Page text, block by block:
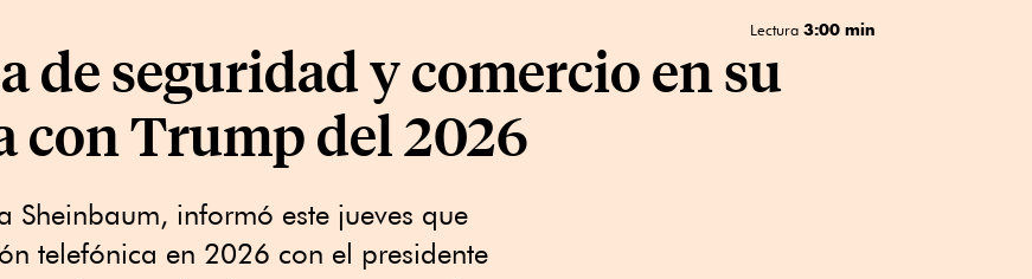
Lectura 3:00 min
de seguridad y comercio en su
con Trump del 2026
Sheinbaum, informó este jueves que
telefónica en 2026 con el presidente